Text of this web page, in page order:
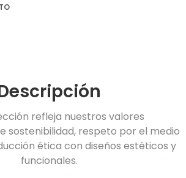
refleja nuestros valores
sostenibilidad, respeto por el medio
ética con diseños estéticos y
funcionales.